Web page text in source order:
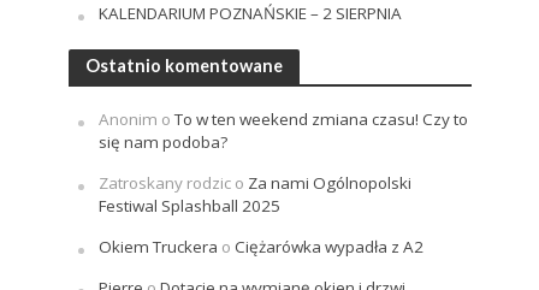
KALENDARIUM POZNAŃSKIE – 2 SIERPNIA
Ostatnio komentowane
Anonim oTo w ten weekend zmiana czasu! Czy to
się nam podoba?
Zatroskany rodzico Za nami Ogólnopolski
Festiwal Splashball 2025
Okiem Truckera o Ciężarówka wypadła z A2